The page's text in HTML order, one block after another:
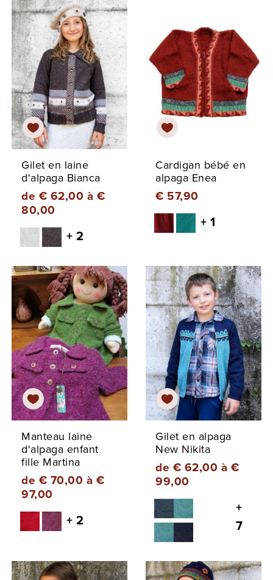
Gilet en laine
d'alpaga Bianca
de € 62,00 à €
80,00
+ 2
Cardigan bébé en
alpaga Enea
€ 57,90
+ 1
Manteau laine
d'alpaga enfant
fille Martina
de € 70,00 à €
97,00
+ 2
Gilet en alpaga
New Nikita
de € 62,00 à €
99,00
+
7